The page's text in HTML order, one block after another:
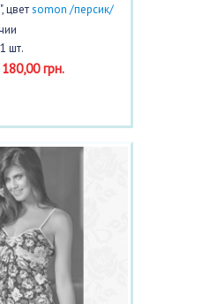
цветsomon /персик/
шт.
грн.